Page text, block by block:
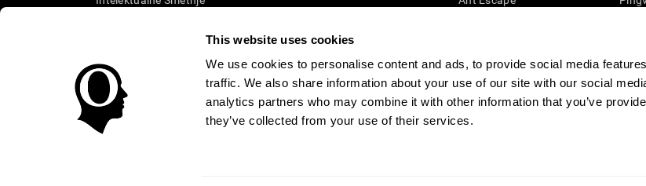
This website uses cookies
We use cookies to personalise content and ads, to provide social media
traffic. We also share information about your use of our site with our social
analytics partners who may combine it with other information that you’ve
they’ve collected from your use of their services.
Pažnja
Kategorija SG4D
Lud za Brojevima
Klikeri
Melodičan Tenis